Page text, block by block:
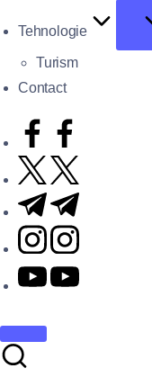
Tehnologie
Turism
Contact